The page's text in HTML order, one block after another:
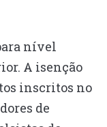
nível
A isenção
inscritos no
de